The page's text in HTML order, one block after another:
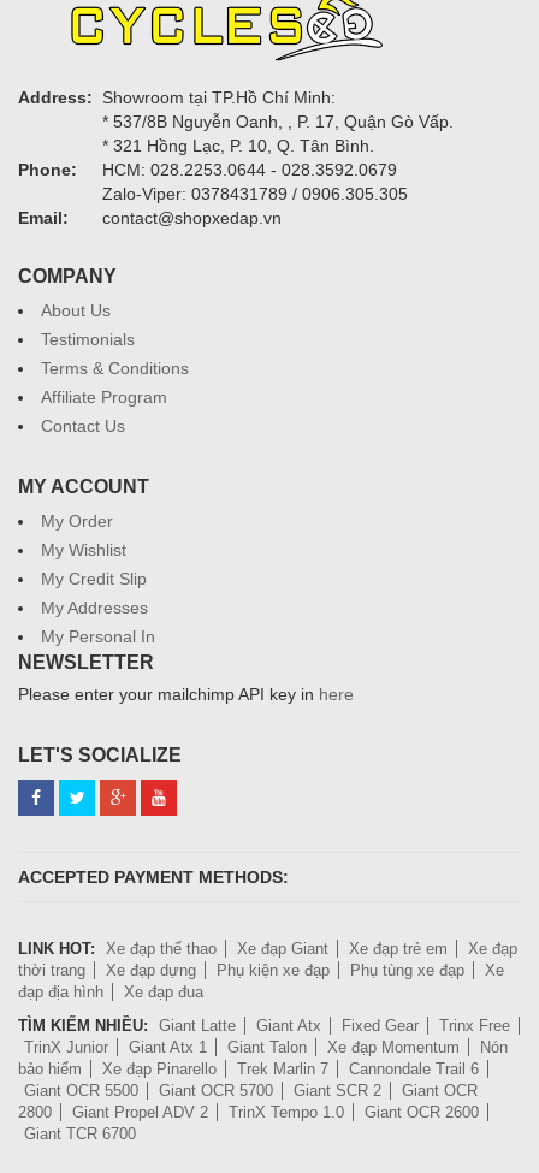
Address:
Showroom tại TP.Hồ Chí Minh:
* 537/8B Nguyễn Oanh, , P. 17, Quận Gò Vấp.
* 321 Hồng Lạc, P. 10, Q. Tân Bình.
Phone:
HCM: 028.2253.0644 - 028.3592.0679
Zalo-Viper: 0378431789 / 0906.305.305
Email:
contact@shopxedap.vn
COMPANY
About Us
Testimonials
Terms & Conditions
Affiliate Program
Contact Us
MY ACCOUNT
My Order
My Wishlist
My Credit Slip
My Addresses
My Personal In
NEWSLETTER
Please enter your mailchimp API key in here
LET'S SOCIALIZE
ACCEPTED PAYMENT METHODS:
LINK HOT: Xe đạp thể thao Xe đạp Giant Xe đạp trẻ em
Xe đạp
thời trang
Xe đạp dựng Phụ kiện xe đạp Phụ tùng xe đạp
Xe
đạp địa hình
Xe đạp đua
TÌM KIẾM NHIỀU:
Giant Latte Giant Atx Fixed Gear
Trinx Free
TrinX Junior
Giant Atx 1 Giant Talon Xe đạp Momentum
Nón
bảo hiểm
Xe đạp Pinarello Trek Marlin 7
Cannondale Trail 6
Giant OCR 5500
Giant OCR 5700 Giant SCR 2
Giant OCR
2800
Giant Propel ADV 2 TrinX Tempo 1.0
Giant OCR 2600
Giant TCR 6700